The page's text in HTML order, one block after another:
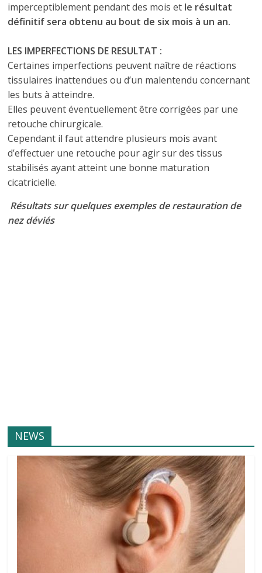
imperceptiblement pendant des mois et le résultat
définitif sera obtenu au bout de six mois à un an.
LES IMPERFECTIONS DE RESULTAT :
Certaines imperfections peuvent naître de réactions
tissulaires inattendues ou d’un malentendu concernant
les buts à atteindre.
Elles peuvent éventuellement être corrigées par une
retouche chirurgicale.
Cependant il faut attendre plusieurs mois avant
d’effectuer une retouche pour agir sur des tissus
stabilisés ayant atteint une bonne maturation
cicatricielle.
Résultats sur quelques exemples de restauration de
nez déviés
NEWS